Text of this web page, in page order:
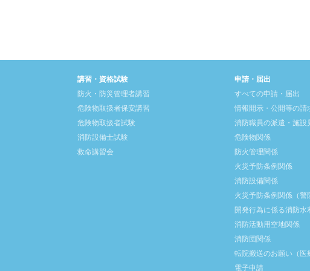
講習・資格試験
防火・防災管理者講習
危険物取扱者保安講習
危険物取扱者試験
消防設備士試験
救命講習会
申請・届出
すべての申請・届出
情報開示・公開等の請
消防職員の派遣・施設
危険物関係
防火管理関係
火災予防条例関係
消防設備関係
火災予防条例関係（警
開発行為に係る消防水
消防活動用空地関係
消防団関係
転院搬送のお願い（医
電子申請